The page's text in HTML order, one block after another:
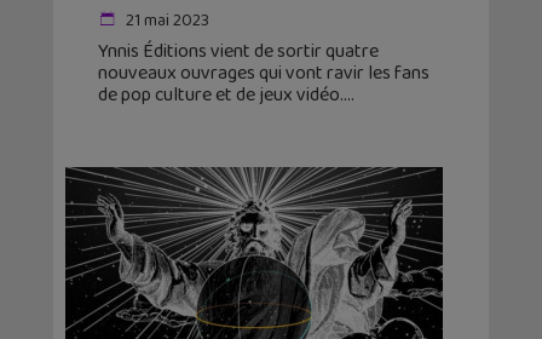
21 mai 2023
Ynnis Éditions vient de sortir quatre
nouveaux ouvrages qui vont ravir les fans
de pop culture et de jeux vidéo.